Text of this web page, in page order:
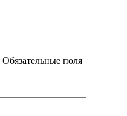
Обязательные поля